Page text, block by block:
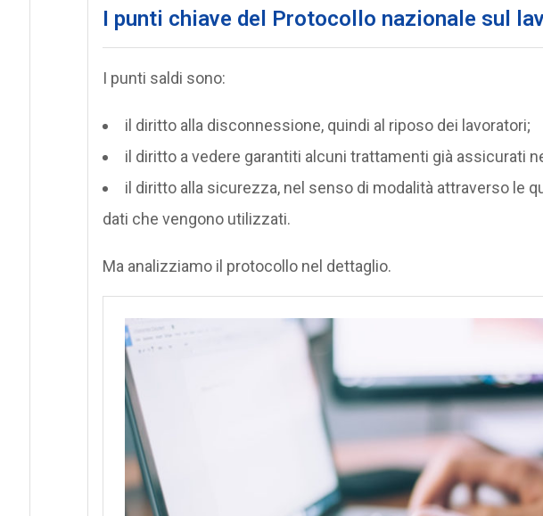
I punti chiave del Protocollo nazionale sul
I punti saldi sono:
il diritto alla disconnessione, quindi al riposo dei lavoratori;
il diritto a vedere garantiti alcuni trattamenti già assicurati
il diritto alla sicurezza, nel senso di modalità attraverso le
dati che vengono utilizzati.
Ma analizziamo il protocollo nel dettaglio.